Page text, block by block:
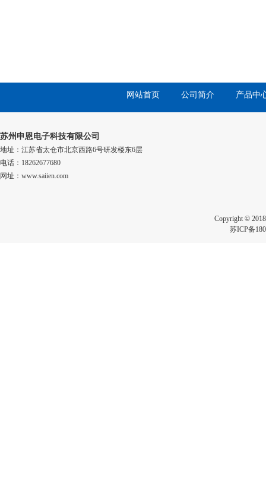
网站首页 公司简介 产品中
苏州申恩电子科技有限公司
地址：江苏省太仓市北京西路6号研发楼东6层
电话：18262677680
网址：www.saiien.com
Copyright ©
苏ICP备